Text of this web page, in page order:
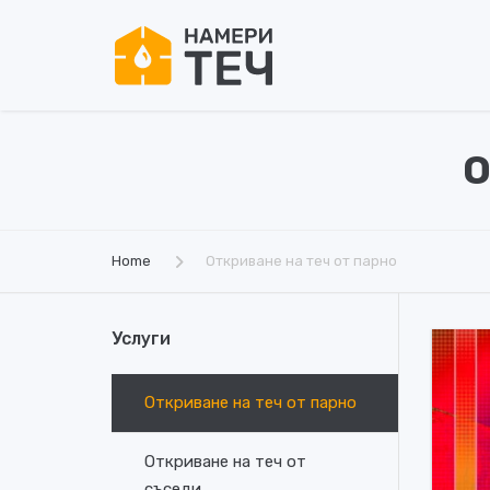
Home Откриване на теч от парно
Услуги
Откриване на теч от парно
Откриване на теч от